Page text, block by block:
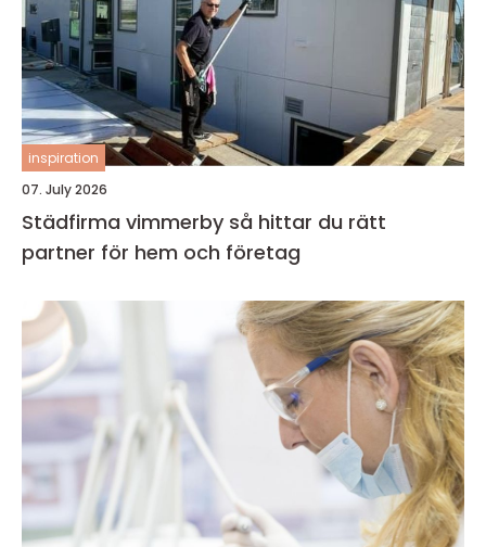
inspiration
07. July 2026
Städfirma vimmerby så hittar du rätt
partner för hem och företag